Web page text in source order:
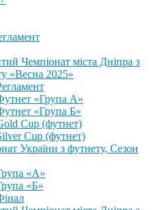
Чемпіонат міста Дніпра з
«Весна 2025»
«Група А»
«Група Б»
Cup (футнет)
Cup (футнет)
України з футнету, Сезон
«А»
«Б»